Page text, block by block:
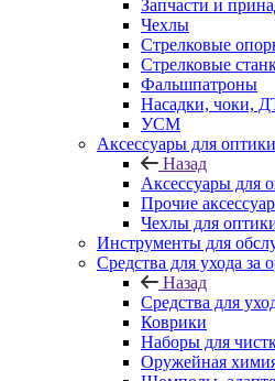
Запчасти и
Чехлы
Стрелковые
Стрелковые
Фальшпатроны
Насадки, чоки,
УСМ
Аксессуары для оптики
Назад
Аксессуары для
Прочие
Чехлы для
Инструменты для
Средства для ухода за
Назад
Средства для
Коврики
Наборы для
Оружейная